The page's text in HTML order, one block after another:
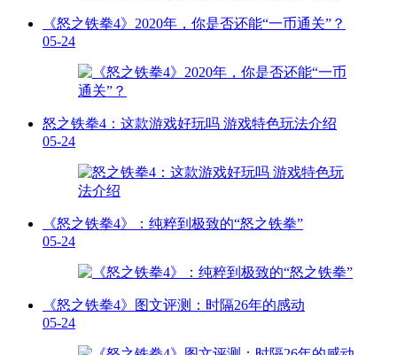
《怒之铁拳4》2020年，你是否还能“一币通关”？
05-24
怒之铁拳4：这款游戏好玩吗 游戏特色玩法介绍
05-24
《怒之铁拳4》：纯粹到极致的“怒之铁拳”
05-24
《怒之铁拳4》图文评测：时隔26年的感动
05-24